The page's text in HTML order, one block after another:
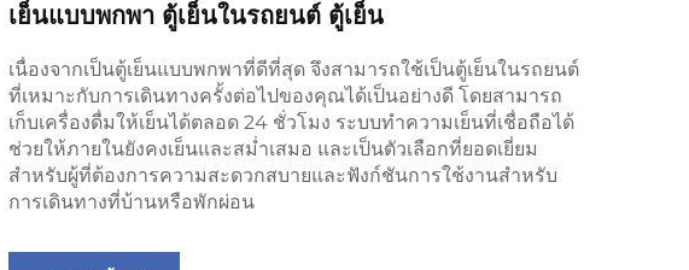
เย็นแบบพกพา ตู้เย็นในรถยนต์ ตู้เย็น
เนื่องจากเป็นตู้เย็นแบบพกพาที่ดีที่สุด จึงสามารถใช้เป็นตู้เย็นในรถยนต์
ที่เหมาะกับการเดินทางครั้งต่อไปของคุณได้เป็นอย่างดี โดยสามารถ
เก็บเครื่องดื่มให้เย็นได้ตลอด 24 ชั่วโมง ระบบทำความเย็นที่เชื่อถือได้
ช่วยให้ภายในยังคงเย็นและสม่ำเสมอ และเป็นตัวเลือกที่ยอดเยี่ยม
สำหรับผู้ที่ต้องการความสะดวกสบายและฟังก์ชันการใช้งานสำหรับ
การเดินทางที่บ้านหรือพักผ่อน